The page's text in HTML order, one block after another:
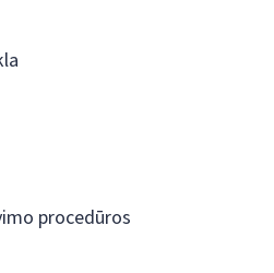
procedūros